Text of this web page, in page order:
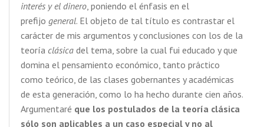
interés y el dinero, poniendo el énfasis en el
prefijo general. El objeto de tal título es contrastar el
carácter de mis argumentos y conclusiones con los de la
teoría clásica del tema, sobre la cual fui educado y que
domina el pensamiento económico, tanto práctico
como teórico, de las clases gobernantes y académicas
de esta generación, como lo ha hecho durante cien años.
Argumentaré que los postulados de la teoría clásica
sólo son aplicables a un caso especial y no al